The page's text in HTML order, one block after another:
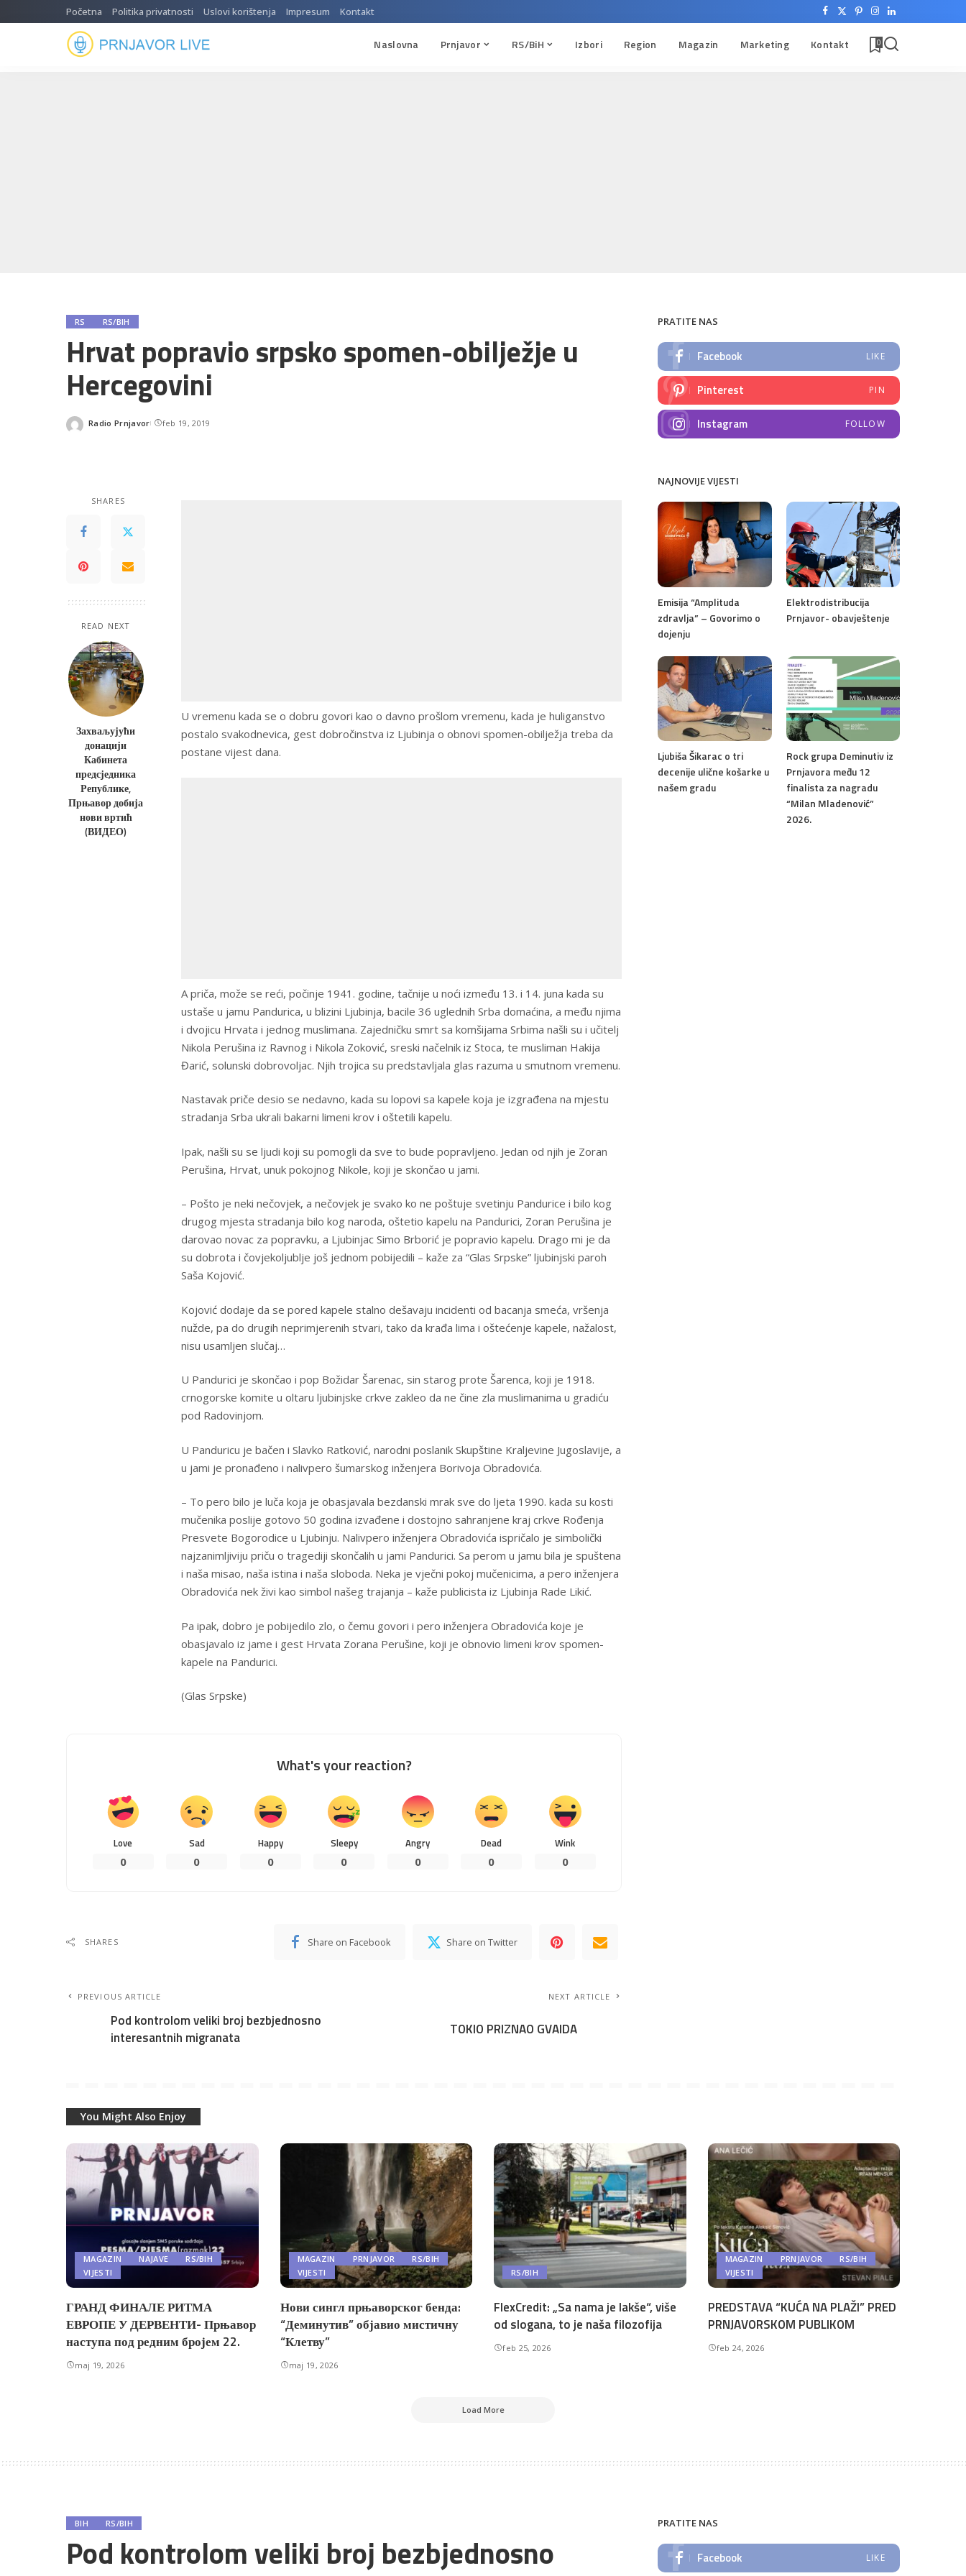
Početna Politika privatnosti Uslovi korištenja Impresum Kontakt
Naslovna Prnjavor RS/BiH Izbori Region Magazin Marketing Kontakt 0
RS RS/BIH
Hrvat popravio srpsko spomen-obilježje u
Hercegovini
Posted
Radio Prnjavor feb 19, 2019
SHARES
READ NEXT
Захваљујући
донацији
Кабинета
предсједника
Републике,
Прњавор добија
нови вртић
(ВИДЕО)
U vremenu kada se o dobru govori kao o davno prošlom vremenu, kada je huliganstvo
postalo svakodnevica, gest dobročinstva iz Ljubinja o obnovi spomen-obilježja treba da
postane vijest dana.
A priča, može se reći, počinje 1941. godine, tačnije u noći između 13. i 14. juna kada su
ustaše u jamu Pandurica, u blizini Ljubinja, bacile 36 uglednih Srba domaćina, a među njima
i dvojicu Hrvata i jednog muslimana. Zajedničku smrt sa komšijama Srbima našli su i učitelj
Nikola Perušina iz Ravnog i Nikola Zoković, sreski načelnik iz Stoca, te musliman Hakija
Đarić, solunski dobrovoljac. Njih trojica su predstavljala glas razuma u smutnom vremenu.
Nastavak priče desio se nedavno, kada su lopovi sa kapele koja je izgrađena na mjestu
stradanja Srba ukrali bakarni limeni krov i oštetili kapelu.
Ipak, našli su se ljudi koji su pomogli da sve to bude popravljeno. Jedan od njih je Zoran
Perušina, Hrvat, unuk pokojnog Nikole, koji je skončao u jami.
– Pošto je neki nečovjek, a nečovjek je svako ko ne poštuje svetinju Pandurice i bilo kog
drugog mjesta stradanja bilo kog naroda, oštetio kapelu na Pandurici, Zoran Perušina je
darovao novac za popravku, a Ljubinjac Simo Brborić je popravio kapelu. Drago mi je da
su dobrota i čovjekoljublje još jednom pobijedili – kaže za “Glas Srpske” ljubinjski paroh
Saša Kojović.
Kojović dodaje da se pored kapele stalno dešavaju incidenti od bacanja smeća, vršenja
nužde, pa do drugih neprimjerenih stvari, tako da krađa lima i oštećenje kapele, nažalost,
nisu usamljen slučaj…
U Pandurici je skončao i pop Božidar Šarenac, sin starog prote Šarenca, koji je 1918.
crnogorske komite u oltaru ljubinjske crkve zakleo da ne čine zla muslimanima u gradiću
pod Radovinjom.
U Panduricu je bačen i Slavko Ratković, narodni poslanik Skupštine Kraljevine Jugoslavije, a
u jami je pronađeno i nalivpero šumarskog inženjera Borivoja Obradovića.
– To pero bilo je luča koja je obasjavala bezdanski mrak sve do ljeta 1990. kada su kosti
mučenika poslije gotovo 50 godina izvađene i dostojno sahranjene kraj crkve Rođenja
Presvete Bogorodice u Ljubinju. Nalivpero inženjera Obradovića ispričalo je simbolički
najzanimljiviju priču o tragediji skončalih u jami Pandurici. Sa perom u jamu bila je spuštena
i naša misao, naša istina i naša sloboda. Neka je vječni pokoj mučenicima, a pero inženjera
Obradovića nek živi kao simbol našeg trajanja – kaže publicista iz Ljubinja Rade Likić.
Pa ipak, dobro je pobijedilo zlo, o čemu govori i pero inženjera Obradovića koje je
obasjavalo iz jame i gest Hrvata Zorana Perušine, koji je obnovio limeni krov spomen-
kapele na Pandurici.
(Glas Srpske)
What's your reaction?
Love
0
Sad
0
Happy
0
Sleepy
0
Angry
0
Dead
0
Wink
0
SHARES Share on Facebook Share on Twitter
PREVIOUS ARTICLE
Pod kontrolom veliki broj bezbjednosno
interesantnih migranata
NEXT ARTICLE
TOKIO PRIZNAO GVAIDA
PRATITE NAS
Facebook LIKE
Pinterest PIN
Instagram FOLLOW
NAJNOVIJE VIJESTI
Emisija “Amplituda
zdravlja” – Govorimo o
dojenju
Elektrodistribucija
Prnjavor- obavještenje
Ljubiša Šikarac o tri
decenije ulične košarke u
našem gradu
Rock grupa Deminutiv iz
Prnjavora među 12
finalista za nagradu
“Milan Mladenović”
2026.
You Might Also Enjoy
MAGAZIN NAJAVE
RS/BIH
VIJESTI
ГРАНД ФИНАЛЕ РИТМА
ЕВРОПЕ У ДЕРВЕНТИ- Прњавор
наступа под редним бројем 22.
maj 19, 2026
MAGAZIN PRNJAVOR
RS/BIH
VIJESTI
Нови сингл прњаворског бенда:
“Деминутив” објавио мистичну
“Клетву”
maj 19, 2026
RS/BIH
FlexCredit: „Sa nama je lakše“, više
od slogana, to je naša filozofija
feb 25, 2026
MAGAZIN PRNJAVOR
RS/BIH
VIJESTI
PREDSTAVA “KUĆA NA PLAŽI” PRED
PRNJAVORSKOM PUBLIKOM
feb 24, 2026
Load More
BIH RS/BIH
Pod kontrolom veliki broj bezbjednosno
PRATITE NAS
Facebook LIKE